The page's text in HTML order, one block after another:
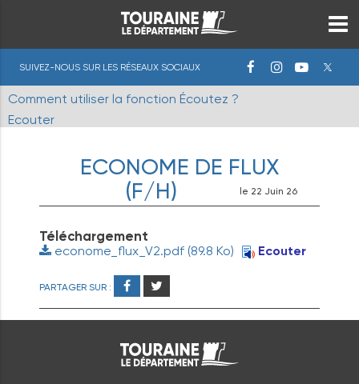
SUIVEZ-NOUS SUR LES RÉSEAUX SOCIAUX
Comment utiliser la fonction Écoutez ?
Ecouter
ECONOME DE FLUX
(F/H)
le 22 Juin 26
Téléchargement
econome_flux_V2.pdf (89.8 Ko) Ecouter
PARTAGER SUR :